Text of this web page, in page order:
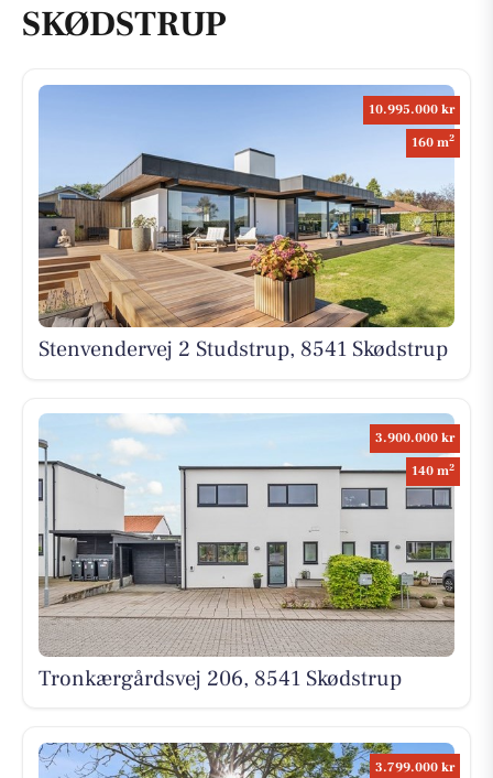
SKØDSTRUP
10.995.000 kr
160 m2
Stenvendervej 2 Studstrup, 8541 Skødstrup
3.900.000 kr
140 m2
Tronkærgårdsvej 206, 8541 Skødstrup
3.799.000 kr